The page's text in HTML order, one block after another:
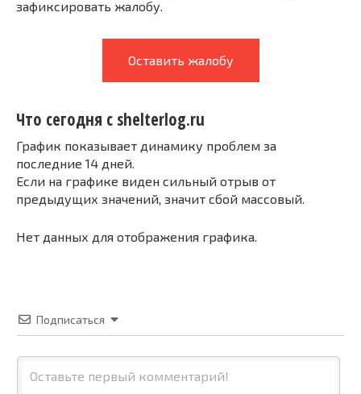
зафиксировать жалобу.
Оставить жалобу
Что сегодня с shelterlog.ru
График показывает динамику проблем за
последние 14 дней.
Если на графике виден сильный отрыв от
предыдущих значений, значит сбой массовый.
Нет данных для отображения графика.
Подписаться